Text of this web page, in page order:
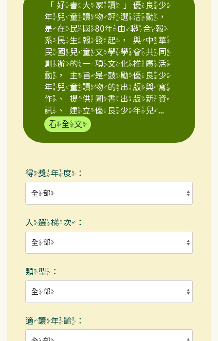
「好書大家讀」優良少
年兒童讀物評選活動，
是在民國80年由聯合報
系民生報發起，與中華
民國兒童文學學會共同
創辦的一項文化推廣活
動，主旨是鼓勵優良少
年兒童讀物的出版與寫
作、提供圖書出版新資
訊、建立優良少年兒...
看全文
得獎年度：
入選梯次：
類型：
適讀年齡：